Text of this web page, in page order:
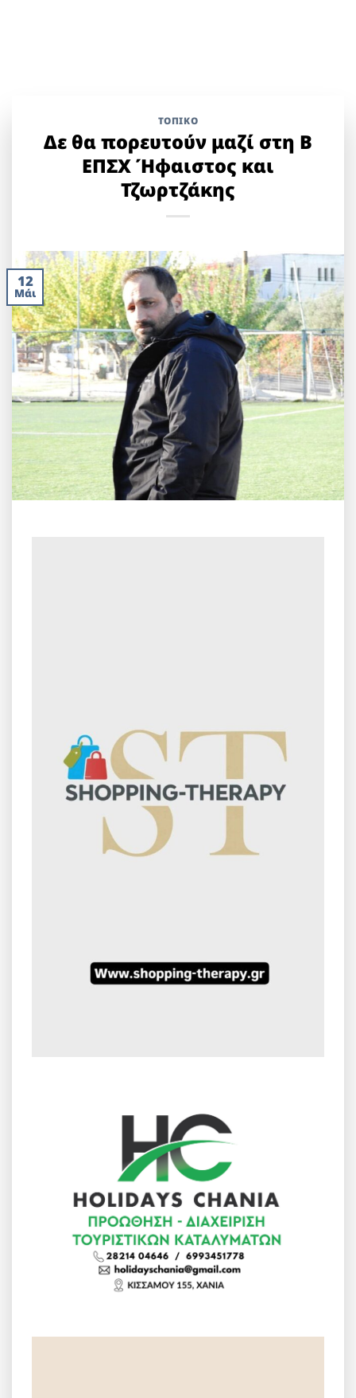
ΤΟΠΙΚΌ
Δε θα πορευτούν μαζί στη Β
ΕΠΣΧ Ήφαιστος και
Τζωρτζάκης
12
Μάι